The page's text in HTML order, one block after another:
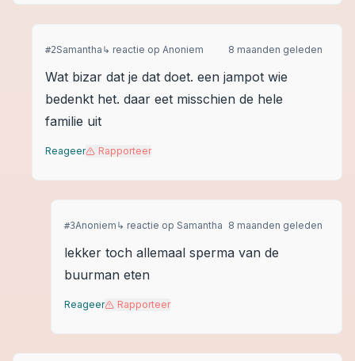
#2Samantha ↳ reactie op Anoniem 8 maanden geleden
Wat bizar dat je dat doet. een jampot wie
bedenkt het. daar eet misschien de hele
familie uit
Reageer Rapporteer
#3Anoniem ↳ reactie op Samantha 8 maanden geleden
lekker toch allemaal sperma van de
buurman eten
Reageer Rapporteer